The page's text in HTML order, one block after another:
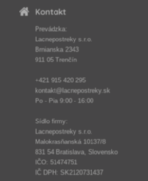
Kontakt
Prevádzka:
Lacnepostreky s.r.o.
Brnianska 2343
911 05 Trenčín
+421 915 420 295
kontakt@lacnepostreky.sk
Po - Pia 9:00 - 16:00
Sídlo firmy:
Lacnepostreky s.r.o.
Malokrasňanská 10137/8
831 54 Bratislava, Slovensko
IČO: 51474751
IČ DPH: SK2120731437